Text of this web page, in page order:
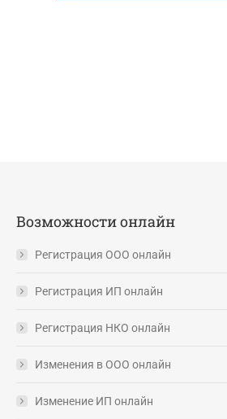
Возможности онлайн
Регистрация ООО онлайн
Регистрация ИП онлайн
Регистрация НКО онлайн
Изменения в ООО онлайн
Изменение ИП онлайн